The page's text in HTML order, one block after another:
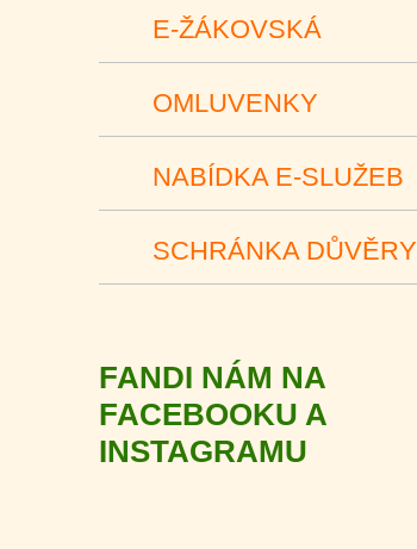
E-ŽÁKOVSKÁ
OMLUVENKY
NABÍDKA E-SLUŽEB
SCHRÁNKA DŮVĚRY
FANDI NÁM NA
FACEBOOKU A
INSTAGRAMU